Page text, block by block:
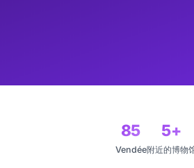
85
Vendée
5+
附近的博物